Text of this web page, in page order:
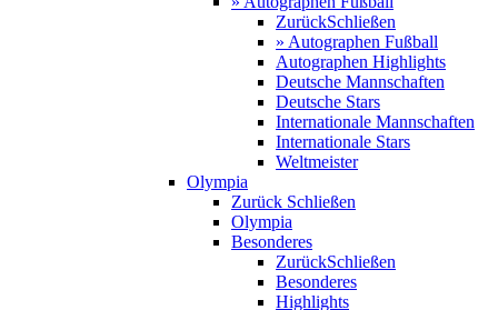
ZurückSchließen
» Autographen Fußball
Autographen Highlights
Deutsche Mannschaften
Deutsche Stars
Internationale Mannschaften
Internationale Stars
Weltmeister
Olympia
Zurück Schließen
Olympia
Besonderes
ZurückSchließen
Besonderes
Highlights